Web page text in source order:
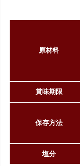
原材料
賞味期限
保存方法
塩分